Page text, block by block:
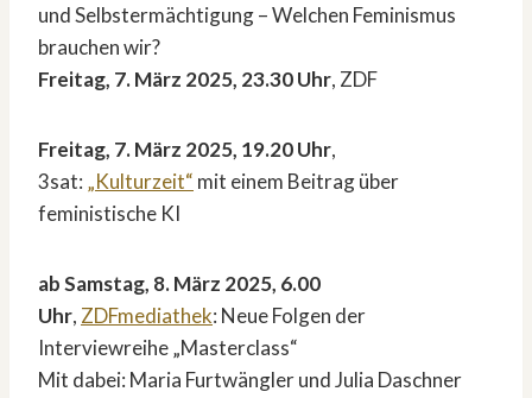
und Selbstermächtigung – Welchen Feminismus
brauchen wir?
Freitag, 7. März 2025, 23.30 Uhr, ZDF
Freitag, 7. März 2025, 19.20 Uhr,
3sat: „Kulturzeit“ mit einem Beitrag über
feministische KI
ab Samstag, 8. März 2025, 6.00
Uhr, ZDFmediathek: Neue Folgen der
Interviewreihe „Masterclass“
Mit dabei: Maria Furtwängler und Julia Daschner